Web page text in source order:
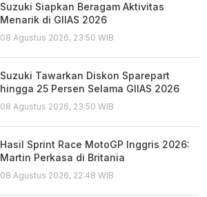
Suzuki Siapkan Beragam Aktivitas
Menarik di GIIAS 2026
08 Agustus 2026, 23:50 WIB
Suzuki Tawarkan Diskon Sparepart
hingga 25 Persen Selama GIIAS 2026
08 Agustus 2026, 23:50 WIB
Hasil Sprint Race MotoGP Inggris 2026:
Martin Perkasa di Britania
08 Agustus 2026, 22:48 WIB